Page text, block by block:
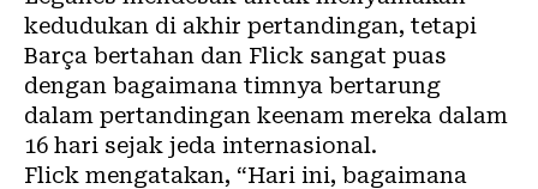
kedudukan di akhir pertandingan, tetapi
Barça bertahan dan Flick sangat puas
dengan bagaimana timnya bertarung
dalam pertandingan keenam mereka dalam
16 hari sejak jeda internasional.
Flick mengatakan, “Hari ini, bagaimana